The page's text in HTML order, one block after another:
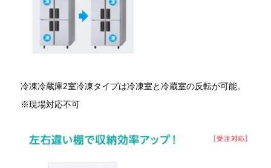
冷凍冷蔵庫2室冷凍タイプは冷凍室と冷蔵室の反転が可能。
※現場対応不可